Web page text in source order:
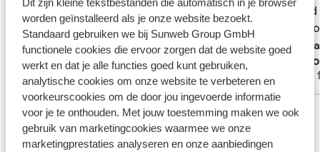
Dit zijn kleine tekstbestanden die automatisch in je browser
worden geïnstalleerd als je onze website bezoekt.
Standaard gebruiken we bij Sunweb Group GmbH
functionele cookies die ervoor zorgen dat de website goed
werkt en dat je alle functies goed kunt gebruiken,
analytische cookies om onze website te verbeteren en
voorkeurscookies om de door jou ingevoerde informatie
voor je te onthouden. Met jouw toestemming maken we ook
gebruik van marketingcookies waarmee we onze
marketingprestaties analyseren en onze aanbiedingen
Always a great booking process, price and
service.
Always a great booking process, price and
service.
Vertalen naar het Nederlands (NL)
Andrew Howe
Alleenstaande ouder
liked
liked
Bekijk alle 27 ervaringen
Skipas, -les en verhuur